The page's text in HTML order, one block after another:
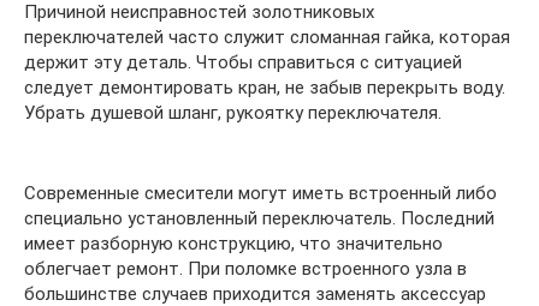
Причиной неисправностей золотниковых
переключателей часто служит сломанная гайка, которая
держит эту деталь. Чтобы справиться с ситуацией
следует демонтировать кран, не забыв перекрыть воду.
Убрать душевой шланг, рукоятку переключателя.
Современные смесители могут иметь встроенный либо
специально установленный переключатель. Последний
имеет разборную конструкцию, что значительно
облегчает ремонт. При поломке встроенного узла в
большинстве случаев приходится заменять аксессуар